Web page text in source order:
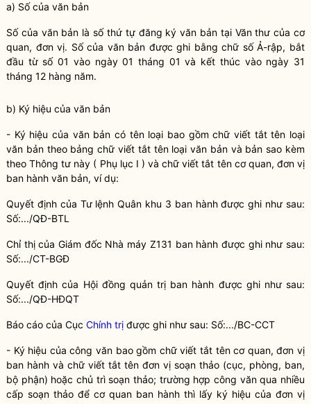
a) Số của văn bản
Số của văn bản là số thứ tự đăng ký văn bản tại Văn thư của cơ
quan, đơn vị. Số của văn bản được ghi bằng chữ số Ả-rập, bắt
đầu từ số 01 vào ngày 01 tháng 01 và kết thúc vào ngày 31
tháng 12 hàng năm.
b) Ký hiệu của văn bản
- Ký hiệu của văn bản có tên loại bao gồm chữ viết tắt tên loại
văn bản theo bảng chữ viết tắt tên loại văn bản và bản sao kèm
theo Thông tư này ( Phụ lục I ) và chữ viết tắt tên cơ quan, đơn vị
ban hành văn bản, ví dụ:
Quyết định của Tư lệnh Quân khu 3 ban hành được ghi như sau:
Số:.../QĐ-BTL
Chỉ thị của Giám đốc Nhà máy Z131 ban hành được ghi như sau:
Số:.../CT-BGĐ
Quyết định của Hội đồng quản trị ban hành được ghi như sau:
Số:.../QĐ-HĐQT
Báo cáo của Cục Chính trị được ghi như sau: Số:.../BC-CCT
- Ký hiệu của công văn bao gồm chữ viết tắt tên cơ quan, đơn vị
ban hành và chữ viết tắt tên đơn vị soạn thảo (cục, phòng, ban,
bộ phận) hoặc chủ trì soạn thảo; trường hợp công văn qua nhiều
cấp soạn thảo để cơ quan ban hành thì lấy ký hiệu của đơn vị